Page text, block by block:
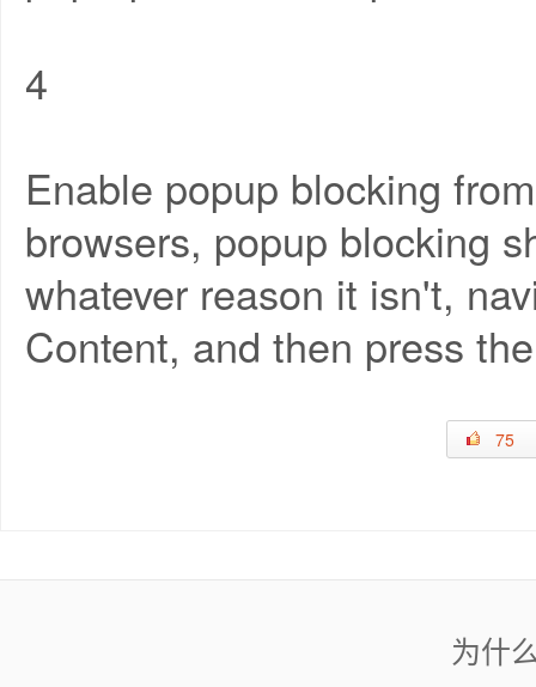
4
Enable popup blocking
browsers, popup blocking
whatever reason it isn't,
Content, and then press
75
为什